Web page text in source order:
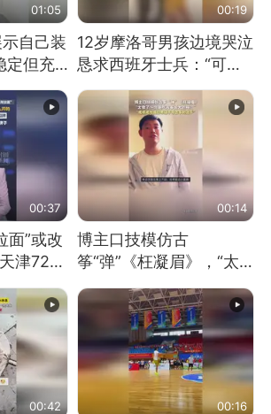
01:05
自己装
定但充
精心设
疵 网
但看
00:19
12岁摩洛哥男孩边境哭泣
恳求西班牙士兵：“可不
可以不要把我遣返回国”
00:37
面”或改
津72家
招牌
00:14
博主口技模仿古
筝“弹”《枉凝眉》，“太
像了～你是吃古筝长大的
吗？”“或将成为首位考级
不带古筝的选手。”（来
源：新华每日电讯）
00:42 00:16